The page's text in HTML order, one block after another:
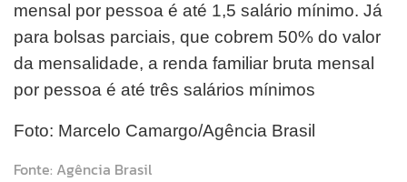
mensal por pessoa é até 1,5 salário mínimo. Já
para bolsas parciais, que cobrem 50% do valor
da mensalidade, a renda familiar bruta mensal
por pessoa é até três salários mínimos
Foto: Marcelo Camargo/Agência Brasil
Fonte: Agência Brasil